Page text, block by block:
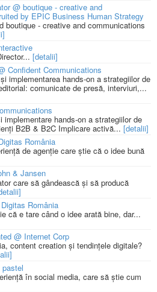
@ boutique - creative and
by EPIC Business Human Strategy
boutique - creative and communications
[detalii]
Confident Communications
implementarea hands-on a strategiilor de
comunicate de presă, interviuri,...
hands-on a strategiilor de
B2B & B2C Implicare activă... [detalii]
România
de agenție care știe că o idee bună
& Jansen
care să gândească și să producă
România
că e tare când o idee arată bine, dar...
@ Internet Corp
content creation și tendințele digitale?
în social media, care să știe cum